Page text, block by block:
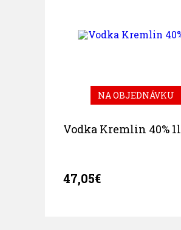
NA OBJEDNÁVKU
Vodka Kremlin 40% 1l
47,05€